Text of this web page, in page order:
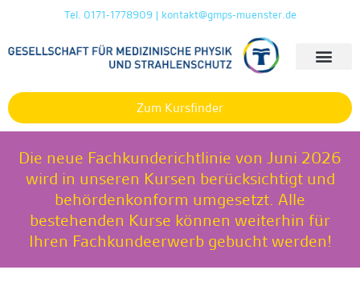
Tel. 0171-1778909 | kontakt@gmps-muenster.de
Zum Kursfinder
Die neue Fachkunderichtlinie von Juni 2026
wird in unseren Kursen berücksichtigt und
behördenkonform umgesetzt. Alle
bestehenden Kurse können weiterhin für
Ihren Fachkundeerwerb gebucht werden!